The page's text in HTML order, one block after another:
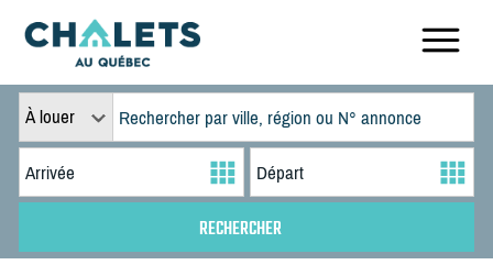
À louer